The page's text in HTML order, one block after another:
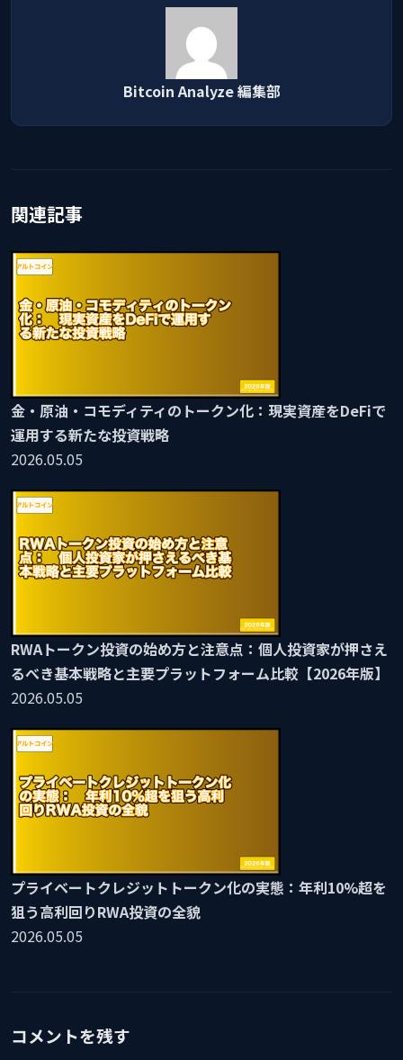
Bitcoin Analyze 編集部
関連記事
金・原油・コモディティのトークン化：現実資産をDeFiで
運用する新たな投資戦略
2026.05.05
RWAトークン投資の始め方と注意点：個人投資家が押さえ
るべき基本戦略と主要プラットフォーム比較【2026年版】
2026.05.05
プライベートクレジットトークン化の実態：年利10%超を
狙う高利回りRWA投資の全貌
2026.05.05
コメントを残す